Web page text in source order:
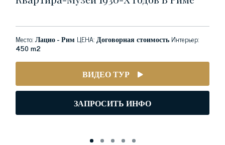
Место:Лацио - Рим ЦЕНА:Договорная стоимость Интерьер:
450 m2
ВИДЕО ТУР
ЗАПРОСИТЬ ИНФО